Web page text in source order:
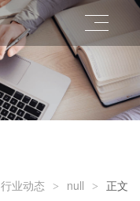
行业动态 > null > 正文